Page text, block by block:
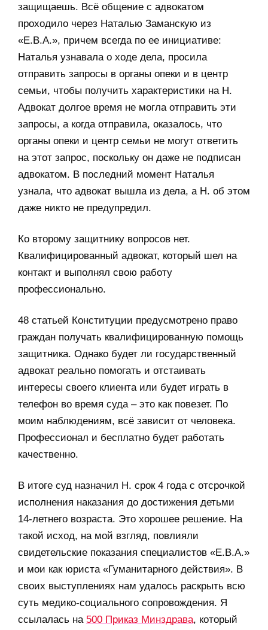
защищаешь. Всё общение с адвокатом
проходило через Наталью Заманскую из
«Е.В.А.», причем всегда по ее инициативе:
Наталья узнавала о ходе дела, просила
отправить запросы в органы опеки и в центр
семьи, чтобы получить характеристики на Н.
Адвокат долгое время не могла отправить эти
запросы, а когда отправила, оказалось, что
органы опеки и центр семьи не могут ответить
на этот запрос, поскольку он даже не подписан
адвокатом. В последний момент Наталья
узнала, что адвокат вышла из дела, а Н. об этом
даже никто не предупредил.
Ко второму защитнику вопросов нет.
Квалифицированный адвокат, который шел на
контакт и выполнял свою работу
профессионально.
48 статьей Конституции предусмотрено право
граждан получать квалифицированную помощь
защитника. Однако будет ли государственный
адвокат реально помогать и отстаивать
интересы своего клиента или будет играть в
телефон во время суда – это как повезет. По
моим наблюдениям, всё зависит от человека.
Профессионал и бесплатно будет работать
качественно.
В итоге суд назначил Н. срок 4 года с отсрочкой
исполнения наказания до достижения детьми
14-летнего возраста. Это хорошее решение. На
такой исход, на мой взгляд, повлияли
свидетельские показания специалистов «Е.В.А.»
и мои как юриста «Гуманитарного действия». В
своих выступлениях нам удалось раскрыть всю
суть медико-социального сопровождения. Я
ссылалась на 500 Приказ Минздрава, который